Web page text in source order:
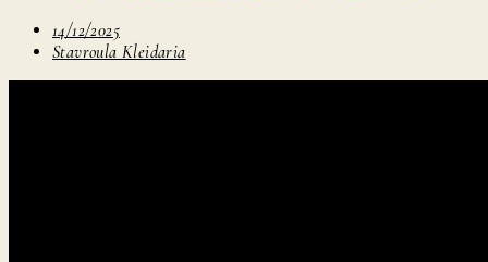
14/12/2025
Stavroula Kleidaria